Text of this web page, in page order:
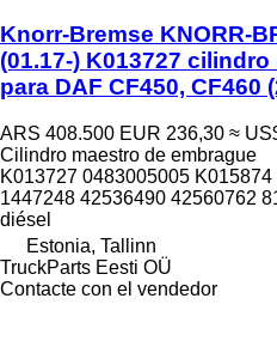
Knorr-Bremse KNORR-
(01.17-) K013727
para DAF CF450, CF460
ARS 408.500 EUR 236,30 ≈
Cilindro maestro de embrague
K013727 0483005005
1447248 42536490 42560762
diésel
Estonia, Tallinn
TruckParts Eesti OÜ
Contacte con el vendedor